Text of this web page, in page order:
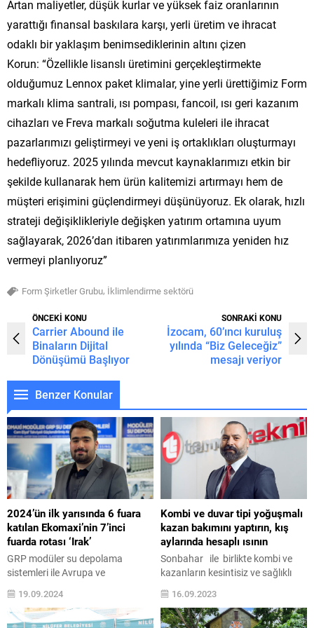
Artan maliyetler, düşük kurlar ve yüksek faiz oranlarının
yarattığı finansal baskılara karşı, yerli üretim ve ihracat
odaklı bir yaklaşım benimsediklerinin altını çizen
Korun: “Özellikle lisanslı üretimini gerçekleştirmekte
olduğumuz Lennox paket klimalar, yine yerli ürettiğimiz Form
markalı klima santrali, ısı pompası, fancoil, ısı geri kazanım
cihazları ve Freva markalı soğutma kuleleri ile ihracat
pazarlarımızı geliştirmeyi ve yeni iş ortaklıkları oluşturmayı
hedefliyoruz. 2025 yılında mevcut kaynaklarımızı etkin bir
şekilde kullanarak hem ürün kalitemizi artırmayı hem de
müşteri erişimini güçlendirmeyi düşünüyoruz. Ek olarak, hızlı
strateji değişiklikleriyle değişken yatırım ortamına uyum
sağlayarak, 2026’dan itibaren yatırımlarımıza yeniden hız
vermeyi planlıyoruz”
Form Şirketler Grubu, İklimlendirme sektörü
ÖNCEKİ KONU
Carrier Abound ile
Binaların Dijital
Dönüşümü Başlıyor
SONRAKİ KONU
İzocam, 60’ıncı kuruluş
yılında “Biz Geleceğiz”
mesajı veriyor
Benzer Konular
2024’ün ilk yarısında 6 fuara
katılan Ekomaxi’nin 7’inci
fuarda rotası ‘Irak’
GRP modüler su depolama
sistemleri ile Avrupa ve
Ortadoğu’da lider konuma ulaşan
Ekomaxi, Türkiye’yi dünyanın
üretim üssü yapma hedefiyle
19.09.2024
Kombi ve duvar tipi yoğuşmalı
kazan bakımını yaptırın, kış
aylarında hesaplı ısının
Sonbahar ile birlikte kombi ve
kazanların kesintisiz ve sağlıklı
çalışması tekrar önemli
konulardan birisi haline geldi.
Termo Teknik Servis Yöneticisi Ali
16.09.2023